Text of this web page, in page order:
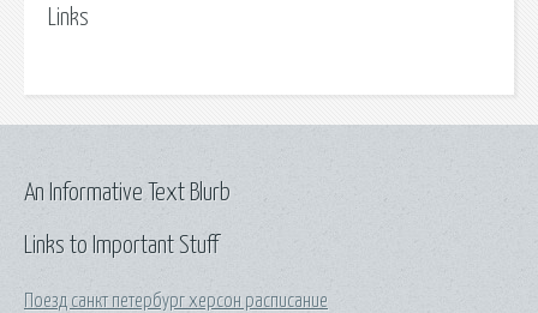
Links
Links to Important Stuff
Поезд санкт петербург херсон расписание
An Informative Text Blurb